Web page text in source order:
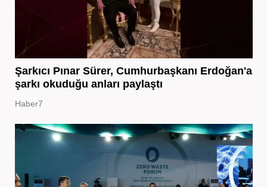
Şarkıcı Pınar Sürer, Cumhurbaşkanı Erdoğan'a
şarkı okuduğu anları paylaştı
Haber7